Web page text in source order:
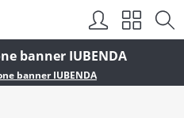
banner IUBENDA
banner IUBENDA